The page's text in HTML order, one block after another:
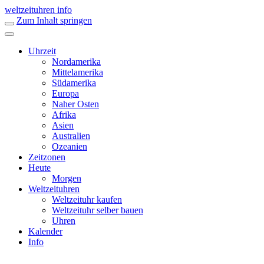
weltzeituhren info
Zum Inhalt springen
Uhrzeit
Nordamerika
Mittelamerika
Südamerika
Europa
Naher Osten
Afrika
Asien
Australien
Ozeanien
Zeitzonen
Heute
Morgen
Weltzeituhren
Weltzeituhr kaufen
Weltzeituhr selber bauen
Uhren
Kalender
Info